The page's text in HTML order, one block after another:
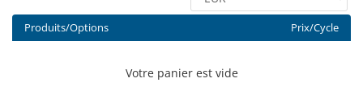
Produits/Options Prix/Cycle
Votre panier est vide